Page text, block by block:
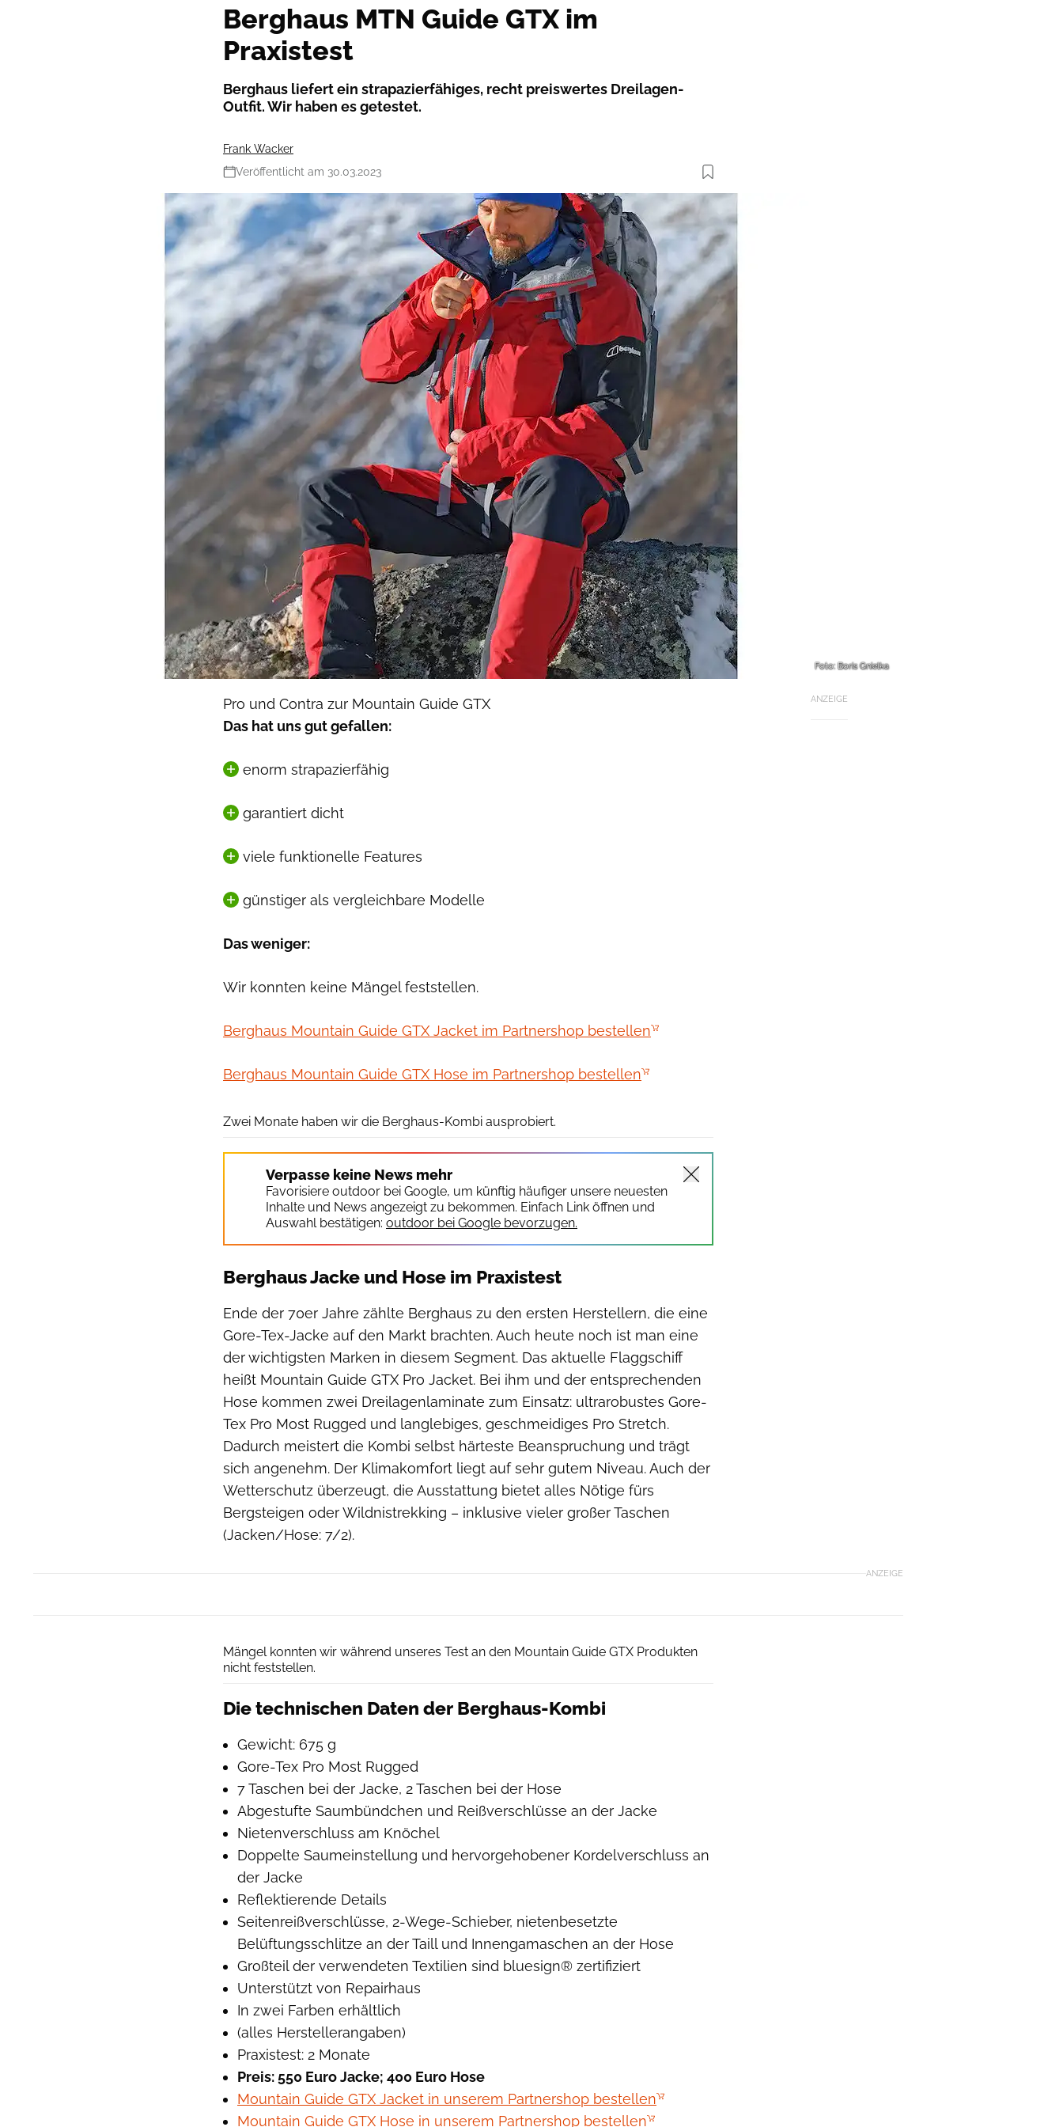
Berghaus MTN Guide GTX im
Praxistest
Berghaus liefert ein strapazierfähiges, recht preiswertes Dreilagen-
Outfit. Wir haben es getestet.
Frank Wacker
Veröffentlicht am 30.03.2023
Foto: Boris Gnielka
ANZEIGE
Pro und Contra zur Mountain Guide GTX
Das hat uns gut gefallen:
enorm strapazierfähig
garantiert dicht
viele funktionelle Features
günstiger als vergleichbare Modelle
Das weniger:
Wir konnten keine Mängel feststellen.
Berghaus Mountain Guide GTX Jacket im Partnershop bestellen
Berghaus Mountain Guide GTX Hose im Partnershop bestellen
Zwei Monate haben wir die Berghaus-Kombi ausprobiert.
Verpasse keine News mehr
Favorisiere outdoor bei Google, um künftig häufiger unsere neuesten
Inhalte und News angezeigt zu bekommen. Einfach Link öffnen und
Auswahl bestätigen: outdoor bei Google bevorzugen.
Berghaus Jacke und Hose im Praxistest
Ende der 70er Jahre zählte Berghaus zu den ersten Herstellern, die eine
Gore-Tex-Jacke auf den Markt brachten. Auch heute noch ist man eine
der wichtigsten Marken in diesem Segment. Das aktuelle Flaggschiff
heißt Mountain Guide GTX Pro Jacket. Bei ihm und der entsprechenden
Hose kommen zwei Dreilagenlaminate zum Einsatz: ultrarobustes Gore-
Tex Pro Most Rugged und langlebiges, geschmeidiges Pro Stretch.
Dadurch meistert die Kombi selbst härteste Beanspruchung und trägt
sich angenehm. Der Klimakomfort liegt auf sehr gutem Niveau. Auch der
Wetterschutz überzeugt, die Ausstattung bietet alles Nötige fürs
Bergsteigen oder Wildnistrekking – inklusive vieler großer Taschen
(Jacken/Hose: 7/2).
ANZEIGE
Mängel konnten wir während unseres Test an den Mountain Guide GTX Produkten
nicht feststellen.
Die technischen Daten der Berghaus-Kombi
Gewicht: 675 g
Gore-Tex Pro Most Rugged
7 Taschen bei der Jacke, 2 Taschen bei der Hose
Abgestufte Saumbündchen und Reißverschlüsse an der Jacke
Nietenverschluss am Knöchel
Doppelte Saumeinstellung und hervorgehobener Kordelverschluss an
der Jacke
Reflektierende Details
Seitenreißverschlüsse, 2-Wege-Schieber, nietenbesetzte
Belüftungsschlitze an der Taill und Innengamaschen an der Hose
Großteil der verwendeten Textilien sind bluesign® zertifiziert
Unterstützt von Repairhaus
In zwei Farben erhältlich
(alles Herstellerangaben)
Praxistest: 2 Monate
Preis: 550 Euro Jacke; 400 Euro Hose
Mountain Guide GTX Jacket in unserem Partnershop bestellen
Mountain Guide GTX Hose in unserem Partnershop bestellen